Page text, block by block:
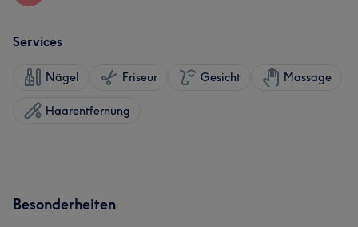
Services
Nägel Friseur Gesicht Massage
Haarentfernung
Besonderheiten